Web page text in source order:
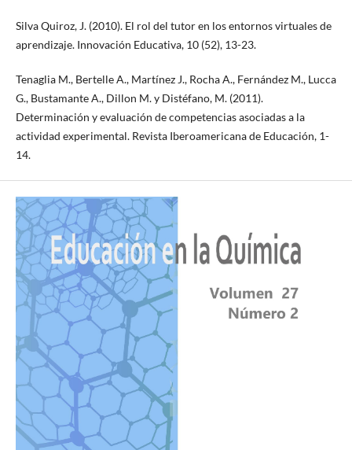
Silva Quiroz, J. (2010). El rol del tutor en los entornos virtuales de
aprendizaje. Innovación Educativa, 10 (52), 13-23.
Tenaglia M., Bertelle A., Martínez J., Rocha A., Fernández M., Lucca
G., Bustamante A., Dillon M. y Distéfano, M. (2011).
Determinación y evaluación de competencias asociadas a la
actividad experimental. Revista Iberoamericana de Educación, 1-
14.